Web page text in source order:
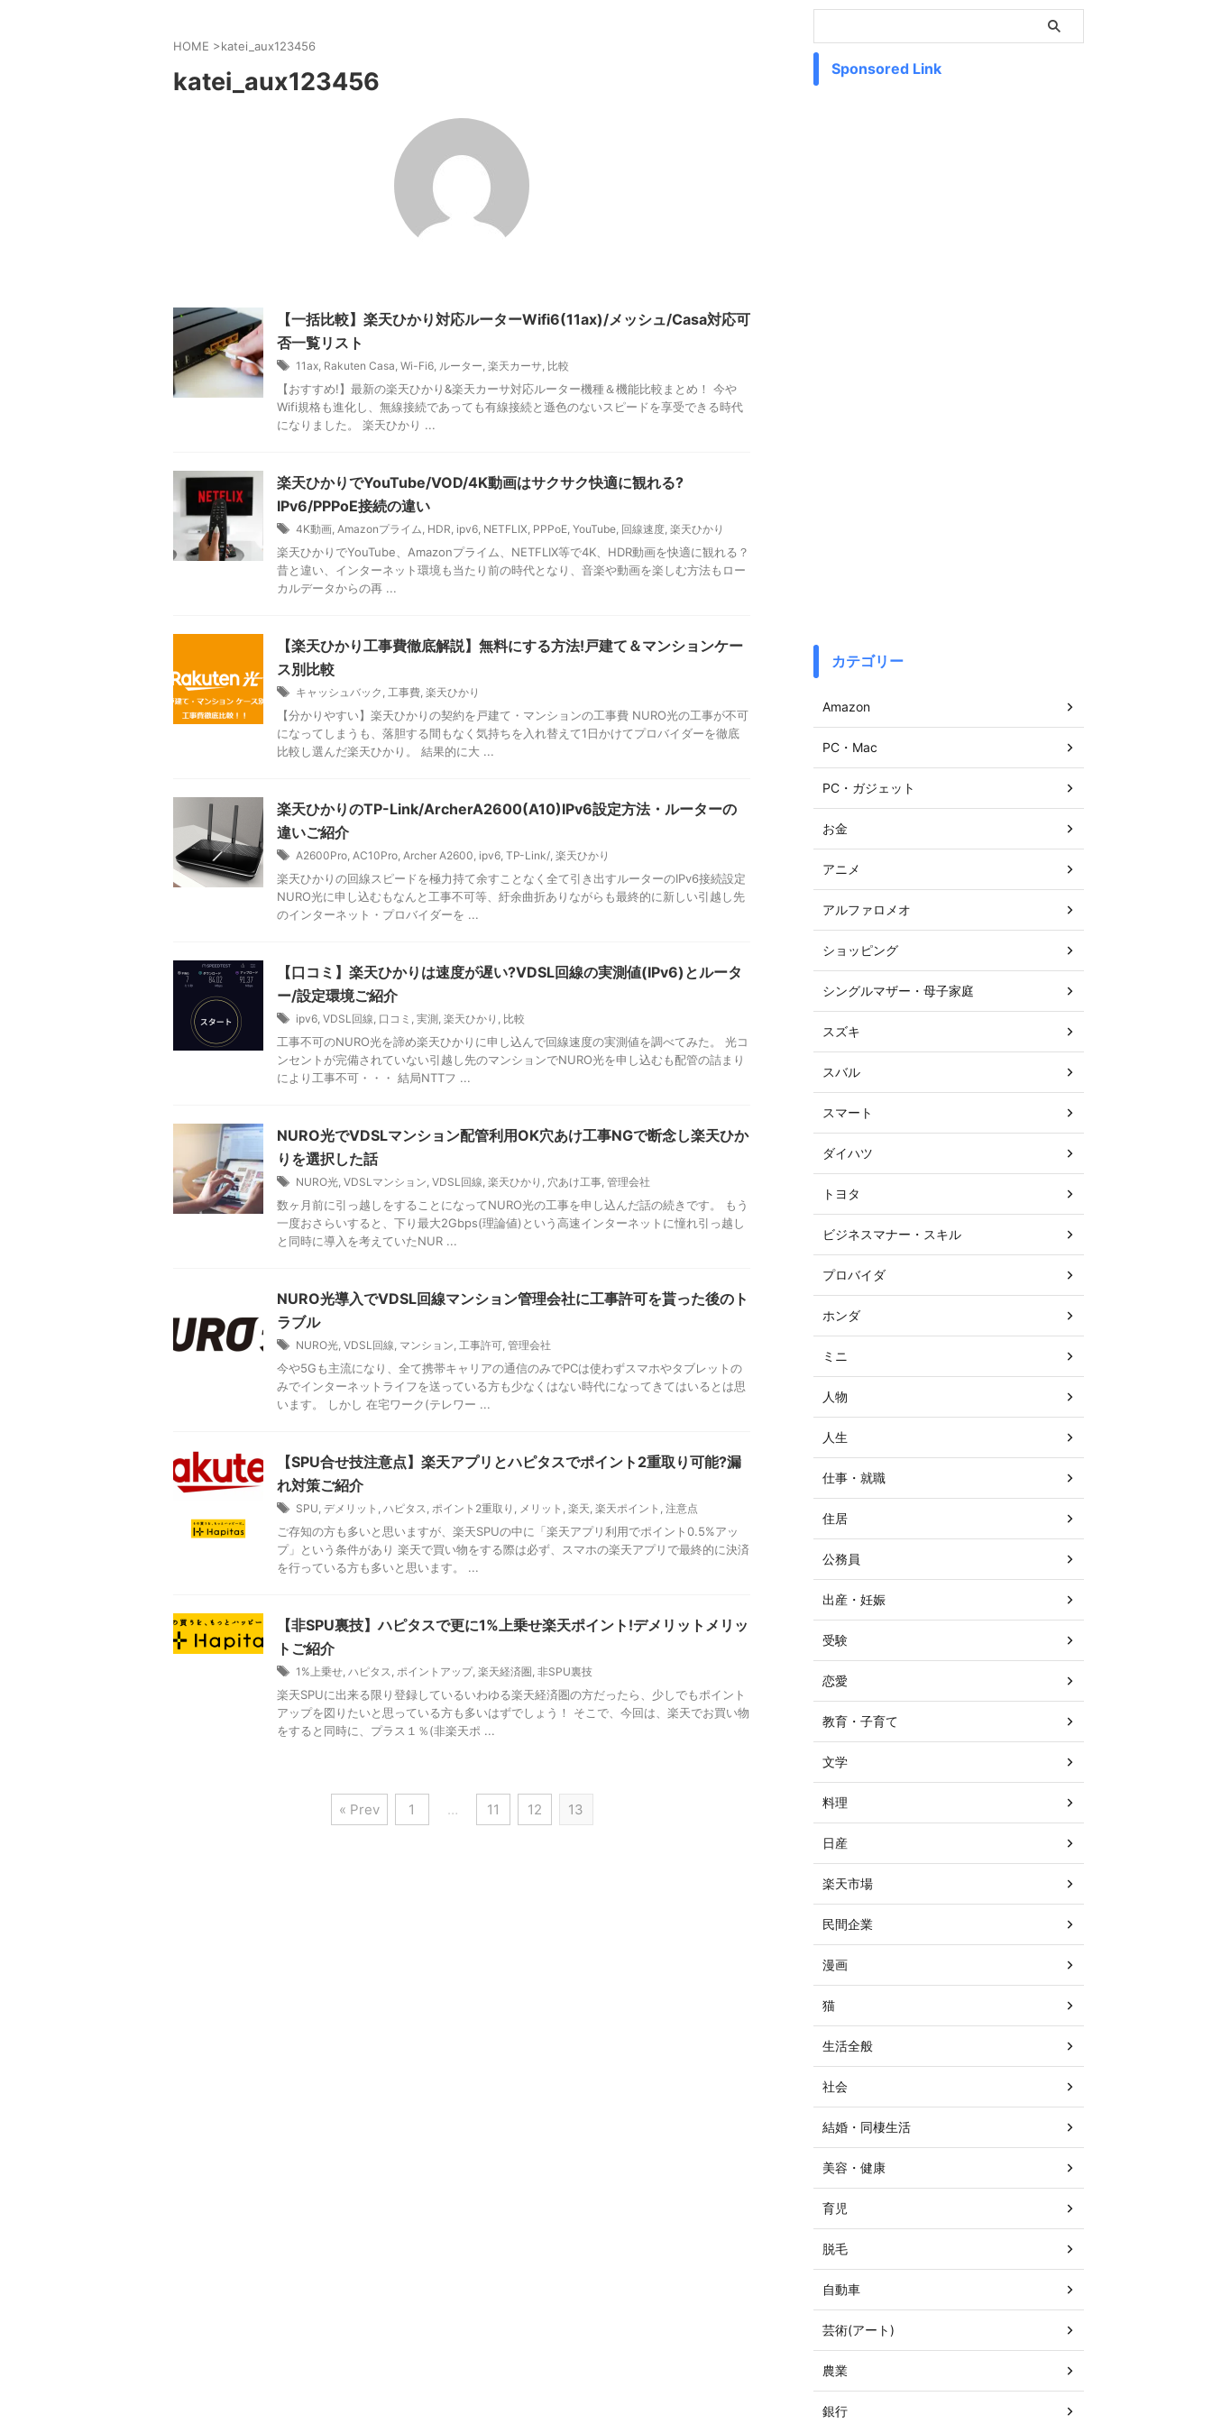
HOME >katei_aux123456
katei_aux123456
【一括比較】楽天ひかり対応ルーターWifi6(11ax)/メッシュ/Casa対応可
否一覧リスト
11ax, Rakuten Casa, Wi-Fi6, ルーター, 楽天カーサ, 比較
【おすすめ!】最新の楽天ひかり&楽天カーサ対応ルーター機種＆機能比較まとめ！ 今や
Wifi規格も進化し、無線接続であっても有線接続と遜色のないスピードを享受できる時代
になりました。 楽天ひかり ...
楽天ひかりでYouTube/VOD/4K動画はサクサク快適に観れる?
IPv6/PPPoE接続の違い
4K動画, Amazonプライム, HDR, ipv6, NETFLIX, PPPoE, YouTube, 回線速度, 楽天ひかり
楽天ひかりでYouTube、Amazonプライム、NETFLIX等で4K、HDR動画を快適に観れる？
昔と違い、インターネット環境も当たり前の時代となり、音楽や動画を楽しむ方法もロー
カルデータからの再 ...
【楽天ひかり工事費徹底解説】無料にする方法!戸建て＆マンションケー
ス別比較
キャッシュバック , 工事費, 楽天ひかり
【分かりやすい】楽天ひかりの契約を戸建て・マンションの工事費 NURO光の工事が不可
になってしまうも、落胆する間もなく気持ちを入れ替えて1日かけてプロバイダーを徹底
比較し選んだ楽天ひかり。 結果的に大 ...
楽天ひかりのTP-Link/ArcherA2600(A10)IPv6設定方法・ルーターの
違いご紹介
A2600Pro, AC10Pro, Archer A2600, ipv6, TP-Link/, 楽天ひかり
楽天ひかりの回線スピードを極力持て余すことなく全て引き出すルーターのIPv6接続設定
NURO光に申し込むもなんと工事不可等、紆余曲折ありながらも最終的に新しい引越し先
のインターネット・プロバイダーを ...
【口コミ】楽天ひかりは速度が遅い?VDSL回線の実測値(IPv6)とルータ
ー/設定環境ご紹介
ipv6, VDSL回線, 口コミ , 実測 , 楽天ひかり , 比較
工事不可のNURO光を諦め楽天ひかりに申し込んで回線速度の実測値を調べてみた。 光コ
ンセントが完備されていない引越し先のマンションでNURO光を申し込むも配管の詰まり
により工事不可・・・ 結局NTTフ ...
NURO光でVDSLマンション配管利用OK穴あけ工事NGで断念し楽天ひか
りを選択した話
NURO光, VDSLマンション, VDSL回線, 楽天ひかり , 穴あけ工事, 管理会社
数ヶ月前に引っ越しをすることになってNURO光の工事を申し込んだ話の続きです。 もう
一度おさらいすると、下り最大2Gbps(理論値)という高速インターネットに憧れ引っ越し
と同時に導入を考えていたNUR ...
NURO光導入でVDSL回線マンション管理会社に工事許可を貰った後のト
ラブル
NURO光, VDSL回線, マンション, 工事許可, 管理会社
今や5Gも主流になり、全て携帯キャリアの通信のみでPCは使わずスマホやタブレットの
みでインターネットライフを送っている方も少なくはない時代になってきてはいるとは思
います。 しかし 在宅ワーク(テレワー ...
【SPU合せ技注意点】楽天アプリとハピタスでポイント2重取り可能?漏
れ対策ご紹介
SPU, デメリット , ハピタス, ポイント2重取り , メリット , 楽天, 楽天ポイント , 注意点
ご存知の方も多いと思いますが、楽天SPUの中に「楽天アプリ利用でポイント0.5%アッ
プ」という条件があり 楽天で買い物をする際は必ず、スマホの楽天アプリで最終的に決済
を行っている方も多いと思います。 ...
【非SPU裏技】ハピタスで更に1%上乗せ楽天ポイント!デメリットメリッ
トご紹介
1%上乗せ, ハピタス, ポイントアップ, 楽天経済圏, 非SPU裏技
楽天SPUに出来る限り登録しているいわゆる楽天経済圏の方だったら、少しでもポイント
アップを図りたいと思っている方も多いはずでしょう！ そこで、今回は、楽天でお買い物
をすると同時に、プラス１％(非楽天ポ ...
« Prev 1 … 11 12 13
Sponsored Link
カテゴリー
Amazon
PC・Mac
PC・ガジェット
お金
アニメ
アルファロメオ
ショッピング
シングルマザー・母子家庭
スズキ
スバル
スマート
ダイハツ
トヨタ
ビジネスマナー・スキル
プロバイダ
ホンダ
ミニ
人物
人生
仕事・就職
住居
公務員
出産・妊娠
受験
恋愛
教育・子育て
文学
料理
日産
楽天市場
民間企業
漫画
猫
生活全般
社会
結婚・同棲生活
美容・健康
育児
脱毛
自動車
芸術(アート)
農業
銀行